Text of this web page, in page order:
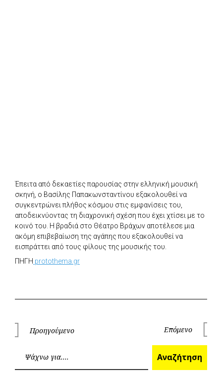
Έπειτα από δεκαετίες παρουσίας στην ελληνική μουσική
σκηνή, ο Βασίλης Παπακωνσταντίνου εξακολουθεί να
συγκεντρώνει πλήθος κόσμου στις εμφανίσεις του,
αποδεικνύοντας τη διαχρονική σχέση που έχει χτίσει με το
κοινό του. Η βραδιά στο Θέατρο Βράχων αποτέλεσε μια
ακόμη επιβεβαίωση της αγάπης που εξακολουθεί να
εισπράττει από τους φίλους της μουσικής του.
ΠΗΓΗ protothema.gr
Πλοήγηση
άρθρων
Προηγούμενο Επόμενο
Αναζήτηση